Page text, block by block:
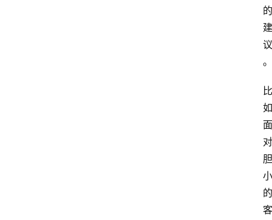
的
建
议
。
比
如
面
对
胆
小
的
客